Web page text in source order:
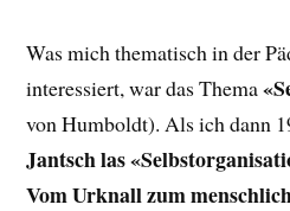
Was mich thematisch in der
interessiert, war das Thema
von Humboldt). Als ich dann
Jantsch las
Vom Urknall zum